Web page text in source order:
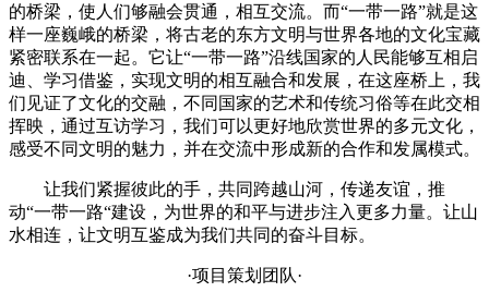
的桥梁，使人们够融会贯通，相互交流。而“一带一路”就是这
样一座巍峨的桥梁，将古老的东方文明与世界各地的文化宝藏
紧密联系在一起。它让“一带一路”沿线国家的人民能够互相启
迪、学习借鉴，实现文明的相互融合和发展，在这座桥上，我
们见证了文化的交融，不同国家的艺术和传统习俗等在此交相
挥映，通过互访学习，我们可以更好地欣赏世界的多元文化，
感受不同文明的魅力，并在交流中形成新的合作和发属模式。
让我们紧握彼此的手，共同跨越山河，传递友谊，推
动“一带一路“建设，为世界的和平与进步注入更多力量。让山
水相连，让文明互鉴成为我们共同的奋斗目标。
·项目策划团队·